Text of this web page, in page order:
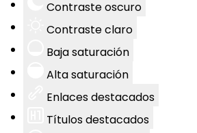
Contraste oscuro
Contraste claro
Baja saturación
Alta saturación
Enlaces destacados
Títulos destacados